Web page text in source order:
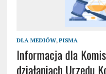
DLA MEDIÓW, PISMA
Informacja dla
działaniach Urzędu